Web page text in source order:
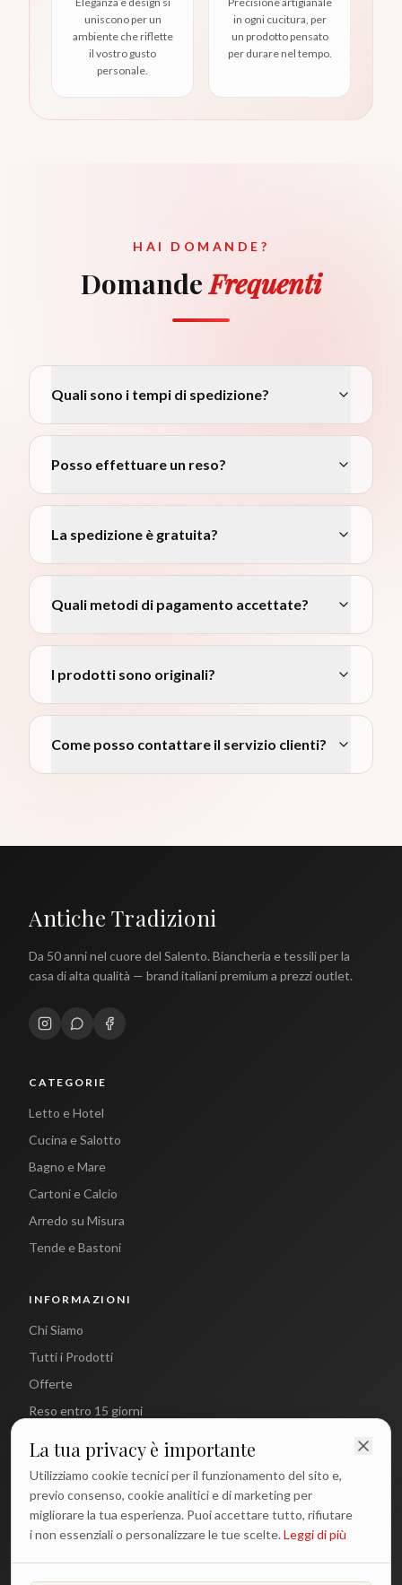
uniscono per un
ambiente che riflette
il vostro gusto
personale.
in ogni cucitura, per
un prodotto pensato
per durare nel tempo.
HAI DOMANDE?
DomandeFrequenti
Quali sono i tempi di spedizione?
Posso effettuare un reso?
La spedizione è gratuita?
Quali metodi di pagamento accettate?
I prodotti sono originali?
Come posso contattare il servizio clienti?
Antiche Tradizioni
Da 50 anni nel cuore del Salento. Biancheria e tessili per la
casa di alta qualità — brand italiani premium a prezzi outlet.
CATEGORIE
Letto e Hotel
Cucina e Salotto
Bagno e Mare
Cartoni e Calcio
Arredo su Misura
Tende e Bastoni
INFORMAZIONI
Chi Siamo
Tutti i Prodotti
Offerte
Reso entro 15 giorni
CONTATTI
info@antichetradizioni.it
+39 329 617 1194
Lun - Ven: 9:00 - 18:00
La tua privacy è importante
Utilizziamo cookie tecnici per il funzionamento del sito e,
previo consenso, cookie analitici e di marketing per
migliorare la tua esperienza. Puoi accettare tutto, rifiutare
i non essenziali o personalizzare le tue scelte.Leggi di più